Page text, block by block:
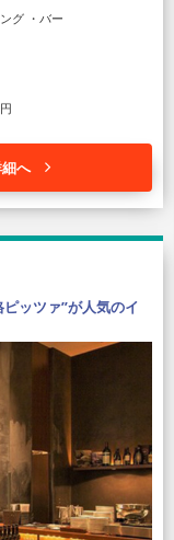
グ ・バー
へ
ッツァ”が人気のイ